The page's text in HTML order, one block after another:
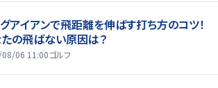
アイアンで飛距離を伸ばす打ち方のコツ！
の飛ばない原因は？
06 11:00ゴルフ